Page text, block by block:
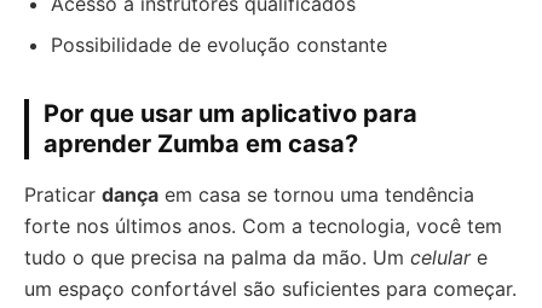
Possibilidade de evolução constante
Por que usar um aplicativo para
aprender Zumba em casa?
Praticar dança em casa se tornou uma tendência
forte nos últimos anos. Com a tecnologia, você tem
tudo o que precisa na palma da mão. Um celulare
um espaço confortável são suficientes para começar.